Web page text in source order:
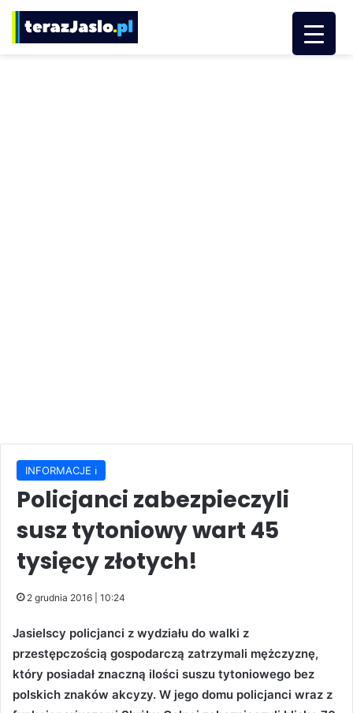
INFORMACJE ℹ️
Policjanci zabezpieczyli
susz tytoniowy wart 45
tysięcy złotych!
2 grudnia 2016 | 10:24
Jasielscy policjanci z wydziału do walki z
przestępczością gospodarczą zatrzymali mężczyznę,
który posiadał znaczną ilości suszu tytoniowego bez
polskich znaków akcyzy. W jego domu policjanci wraz z